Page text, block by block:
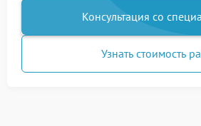
Консультация со
Узнать стоимость